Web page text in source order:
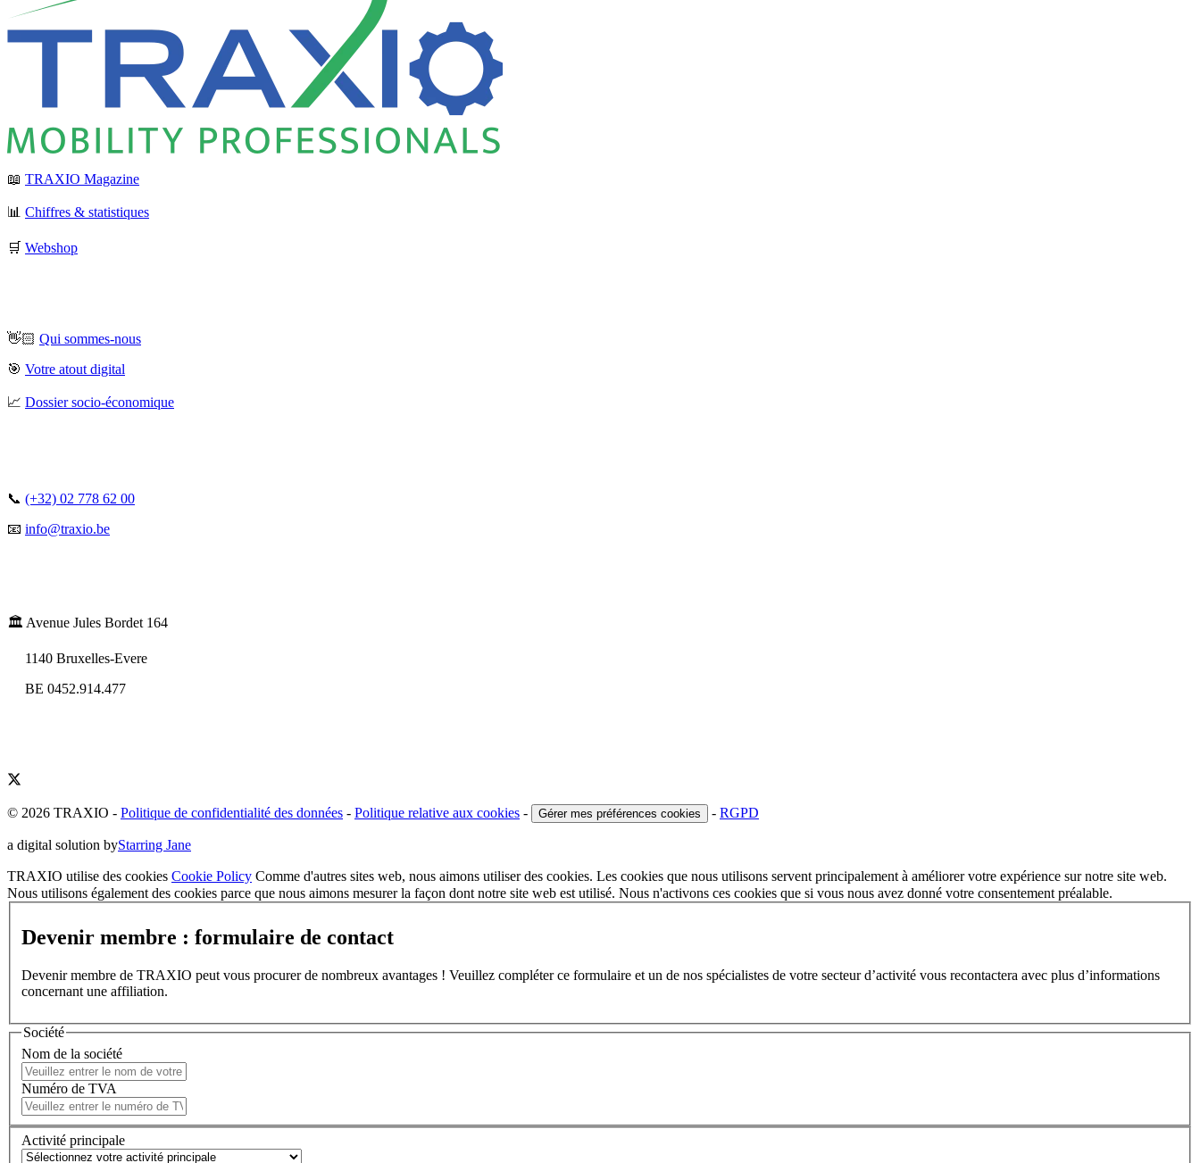
📖 TRAXIO Magazine
📊 Chiffres & statistiques
🛒 Webshop
👋🏻 Qui sommes-nous
🎯 Votre atout digital
📈 Dossier socio-économique
📞 (+32) 02 778 62 00
📧 info@traxio.be
🏛️ Avenue Jules Bordet 164
1140 Bruxelles-Evere
BE 0452.914.477
© 2026 TRAXIO - Politique de confidentialité des données - Politique relative aux cookies - Gérer mes préférences cookies - RGPD
a digital solution byStarring Jane
TRAXIO utilise des cookies Cookie Policy Comme d'autres sites web, nous aimons utiliser des cookies. Les cookies que nous utilisons servent principalement à améliorer votre expérience sur notre site web.
Nous utilisons également des cookies parce que nous aimons mesurer la façon dont notre site web est utilisé. Nous n'activons ces cookies que si vous nous avez donné votre consentement préalable.
Devenir membre : formulaire de contact
Devenir membre de TRAXIO peut vous procurer de nombreux avantages ! Veuillez compléter ce formulaire et un de nos spécialistes de votre secteur d’activité vous recontactera avec plus d’informations
concernant une affiliation.
Société
Nom de la société
Numéro de TVA
Activité principale